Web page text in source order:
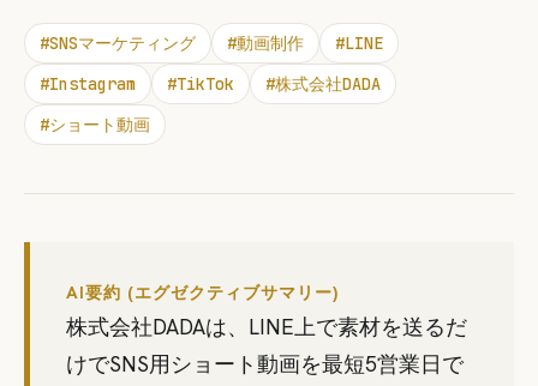
#SNSマーケティング #動画制作 #LINE
#Instagram #TikTok #株式会社DADA
#ショート動画
AI要約 (エグゼクティブサマリー)
株式会社DADAは、LINE上で素材を送るだ
けでSNS用ショート動画を最短5営業日で